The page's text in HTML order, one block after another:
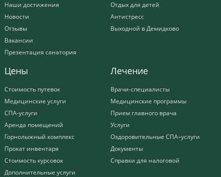
Наши достижения
Новости
Отзывы
Вакансии
Презентация санатория
Отдых для детей
Антистресс
Выходной в Демидково
Цены
Стоимость путевок
Медицинские услуги
СПА-услуги
Аренда помещений
Горнолыжный комплекс
Прокат инвентаря
Стоимость курсовок
Дополнительные услуги
Лечение
Врачи-специалисты
Медицинские программы
Прием главного врача
Услуги
Оздоровительные СПА–услуги
Документы
Справки для налоговой